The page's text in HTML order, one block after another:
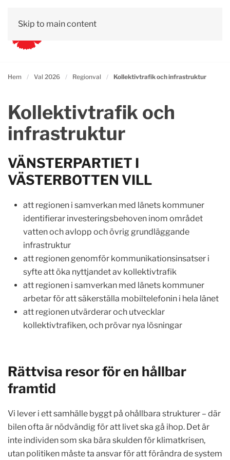
Skip to main content
Hem Val 2026 Regionval Kollektivtrafik och infrastruktur
Kollektivtrafik och
infrastruktur
VÄNSTERPARTIET I
VÄSTERBOTTEN VILL
att regionen i samverkan med länets kommuner
identifierar investeringsbehoven inom området
vatten och avlopp och övrig grundläggande
infrastruktur
att regionen genomför kommunikationsinsatser i
syfte att öka nyttjandet av kollektivtrafik
att regionen i samverkan med länets kommuner
arbetar för att säkerställa mobiltelefonin i hela länet
att regionen utvärderar och utvecklar
kollektivtrafiken, och prövar nya lösningar
Rättvisa resor för en hållbar
framtid
Vi lever i ett samhälle byggt på ohållbara strukturer – där
bilen ofta är nödvändig för att livet ska gå ihop. Det är
inte individen som ska bära skulden för klimatkrisen,
utan politiken måste ta ansvar för att förändra de system